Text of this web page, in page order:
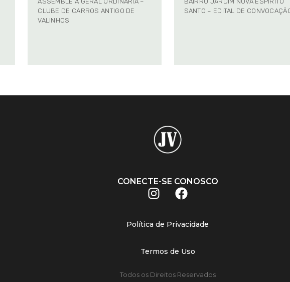
CLUBE DE CARROS ANTIGO DE
VALINHOS
SANTO – EDITAL DE
CONECTE-SE CONOSCO
Política de Privacidade
Termos de Uso
Todos os Direitos Reservados